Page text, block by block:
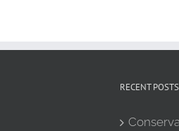
RECENT POSTS